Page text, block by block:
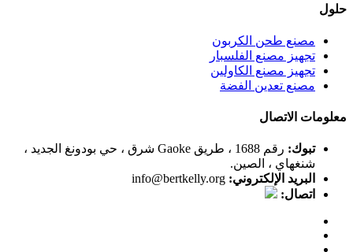
حلول
مصنع طحن الكربون
تجهيز مصنع الفلسبار
تجهيز مصنع الكاولين
مصنع تعدين الفضة
معلومات الاتصال
تبوك:
رقم 1688 ، طريق Gaoke شرق ، حي بودونغ الجديد ،
شنغهاي ، الصين.
البريد الإلكتروني: info@bertkelly.org
اتصال: